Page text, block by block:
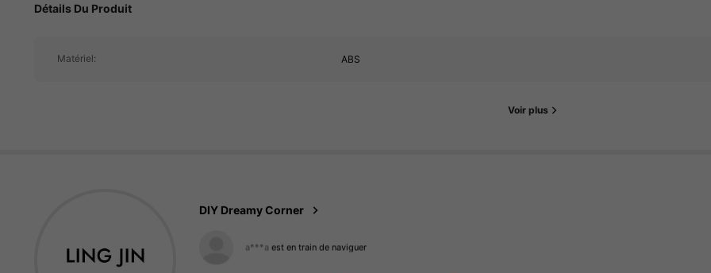
Détails Du Produit
Matériel: ABS
Voir plus
DIY Dreamy Corner
a***aest en train de naviguer
4.91